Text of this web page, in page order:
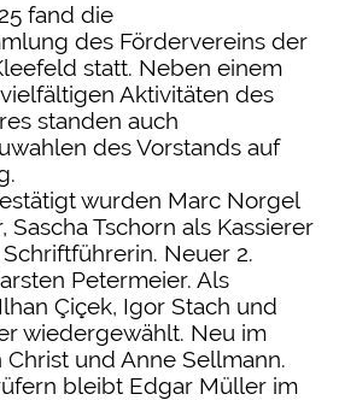
fand die
des Fördervereins der
statt. Neben einem
Aktivitäten des
standen auch
des Vorstands auf
wurden Marc Norgel
Sascha Tschorn als Kassierer
Neuer 2.
Petermeier. Als
Çiçek, Igor Stach und
wiedergewählt. Neu im
Christ und Anne Sellmann.
bleibt Edgar Müller im